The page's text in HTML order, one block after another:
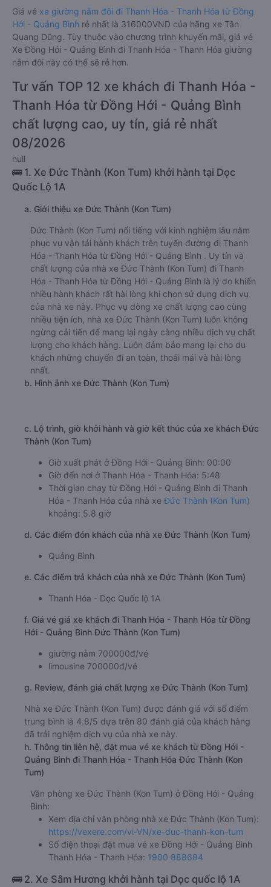
Giá vé xe giường nằm đôi đi Thanh Hóa - Thanh Hóa từ Đồng
Hới - Quảng Bình rẻ nhất là 316000VND của hãng xe Tân
Quang Dũng. Tùy thuộc vào chương trình khuyến mãi, giá vé
Xe Đồng Hới - Quảng Bình đi Thanh Hóa - Thanh Hóa giường
nằm đôi này có thể sẽ rẻ hơn.
Tư vấn TOP 12 xe khách đi Thanh Hóa -
Thanh Hóa từ Đồng Hới - Quảng Bình
chất lượng cao, uy tín, giá rẻ nhất
08/2026
null
🚌 1. Xe Đức Thành (Kon Tum) khởi hành tại Dọc
Quốc Lộ 1A
a. Giới thiệu xe Đức Thành (Kon Tum)
Đức Thành (Kon Tum) nổi tiếng với kinh nghiệm lâu năm
phục vụ vận tải hành khách trên tuyến đường đi Thanh
Hóa - Thanh Hóa từ Đồng Hới - Quảng Bình . Uy tín và
chất lượng của nhà xe Đức Thành (Kon Tum) đi Thanh
Hóa - Thanh Hóa từ Đồng Hới - Quảng Bình là lý do khiến
nhiều hành khách rất hài lòng khi chọn sử dụng dịch vụ
của nhà xe này. Phục vụ dòng xe chất lượng cao cùng
nhiều tiện ích, nhà xe Đức Thành (Kon Tum) luôn không
ngừng cải tiến để mang lại ngày càng nhiều dịch vụ chất
lượng cho khách hàng. Luôn đảm bảo mang lại cho du
khách những chuyến đi an toàn, thoái mái và hài lòng
nhất.
b. Hình ảnh xe Đức Thành (Kon Tum)
c. Lộ trình, giờ khởi hành và giờ kết thúc của xe khách Đức
Thành (Kon Tum)
Giờ xuất phát ở Đồng Hới - Quảng Bình: 00:00
Giờ đến nơi ở Thanh Hóa - Thanh Hóa: 5:48
Thời gian chạy từ Đồng Hới - Quảng Bình đi Thanh
Hóa - Thanh Hóa của nhà xe Đức Thành (Kon Tum)
khoảng: 5.8 giờ
d. Các điểm đón khách của nhà xe Đức Thành (Kon Tum)
Quảng Bình
e. Các điểm trả khách của nhà xe Đức Thành (Kon Tum)
Thanh Hóa - Dọc Quốc lộ 1A
f. Giá vé giá xe khách đi Thanh Hóa - Thanh Hóa từ Đồng
Hới - Quảng Bình Đức Thành (Kon Tum)
giường nằm 700000đ/vé
limousine 700000đ/vé
g. Review, đánh giá chất lượng xe Đức Thành (Kon Tum)
Nhà xe Đức Thành (Kon Tum) được đánh giá với số điểm
trung bình là 4.8/5 dựa trên 80 đánh giá của khách hàng
đã trải nghiệm dịch vụ của nhà xe này.
h. Thông tin liên hệ, đặt mua vé xe khách từ Đồng Hới -
Quảng Bình đi Thanh Hóa - Thanh Hóa Đức Thành (Kon
Tum)
Văn phòng xe Đức Thành (Kon Tum) ở Đồng Hới - Quảng
Bình:
Xem địa chỉ văn phòng nhà xe Đức Thành (Kon Tum):
https://vexere.com/vi-VN/xe-duc-thanh-kon-tum
Số điện thoại đặt mua vé xe Đồng Hới - Quảng Bình
Thanh Hóa - Thanh Hóa: 1900 888684
🚌 2. Xe Sâm Hương khởi hành tại Dọc quốc lộ 1A